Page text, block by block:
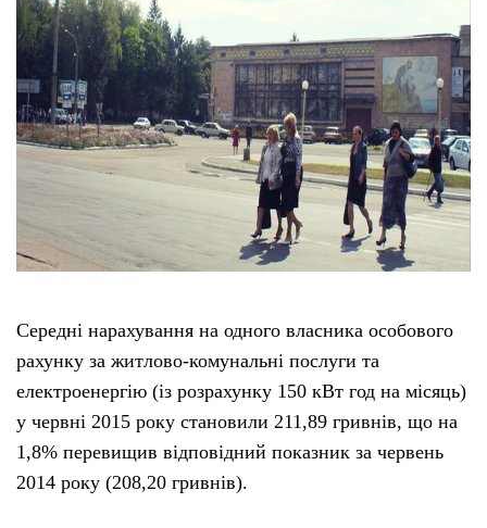
Середні нарахування на одного власника особового
рахунку за житлово-комунальні послуги та
електроенергію (із розрахунку 150 кВт год на місяць)
у червні 2015 року становили 211,89 гривнів, що на
1,8% перевищив відповідний показник за червень
2014 року (208,20 гривнів).